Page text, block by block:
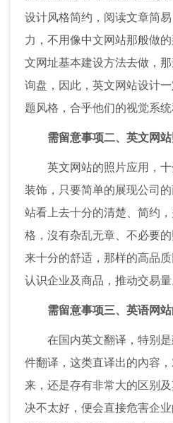
设计风格简约，阅读文章简
力，不用像中文网站那般做
文网址基本建设方法去做，
询盘，因此，英文网站设计
题风格，合乎他们的视觉系统
需留意事项二、英文网
英文网站的照片应用，
装饰，只要简单的展现公司
站看上去十分的清楚、简约
格，沒有杂乱无章、不必要
来十分的舒适，那样的高品
认识企业及商品，推动交易量
需留意事项三、英语网
在国内英文翻译，特别
件翻译，这类直译出的內容
来，还是存有非常大的区别
决不太好，便会直接危害企